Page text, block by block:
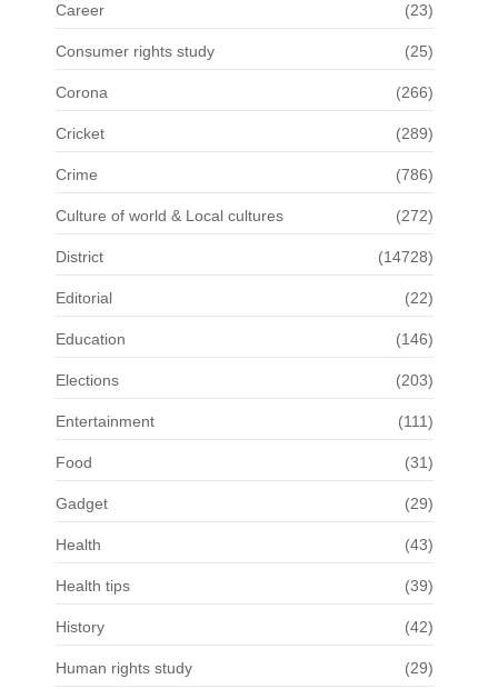
Career (23)
Consumer rights study (25)
Corona (266)
Cricket (289)
Crime (786)
Culture of world & Local cultures (272)
District (14728)
Editorial (22)
Education (146)
Elections (203)
Entertainment (111)
Food (31)
Gadget (29)
Health (43)
Health tips (39)
History (42)
Human rights study (29)